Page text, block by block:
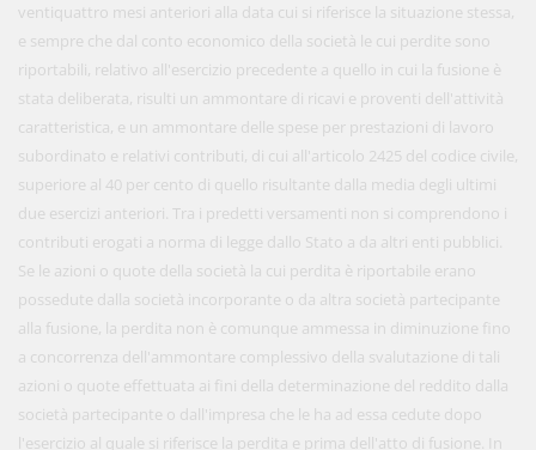
ventiquattro mesi anteriori alla data cui si riferisce la situazione stessa,
e sempre che dal conto economico della società le cui perdite sono
riportabili, relativo all'esercizio precedente a quello in cui la fusione è
stata deliberata, risulti un ammontare di ricavi e proventi dell'attività
caratteristica, e un ammontare delle spese per prestazioni di lavoro
subordinato e relativi contributi, di cui all'articolo 2425 del codice civile,
superiore al 40 per cento di quello risultante dalla media degli ultimi
due esercizi anteriori. Tra i predetti versamenti non si comprendono i
contributi erogati a norma di legge dallo Stato a da altri enti pubblici.
Se le azioni o quote della società la cui perdita è riportabile erano
possedute dalla società incorporante o da altra società partecipante
alla fusione, la perdita non è comunque ammessa in diminuzione fino
a concorrenza dell'ammontare complessivo della svalutazione di tali
azioni o quote effettuata ai fini della determinazione del reddito dalla
società partecipante o dall'impresa che le ha ad essa cedute dopo
l'esercizio al quale si riferisce la perdita e prima dell'atto di fusione. In